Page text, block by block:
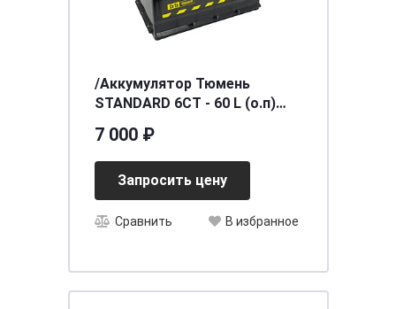
/Аккумулятор Тюмень
STANDARD 6СТ - 60 L (о.п)
7 000 ₽
Запросить цену
Сравнить В избранное